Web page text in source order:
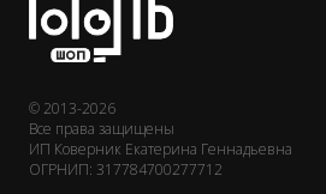
© 2013-2026
Все права защищены
ИП Коверник Екатерина Геннадьевна
ОГРНИП: 317784700277712